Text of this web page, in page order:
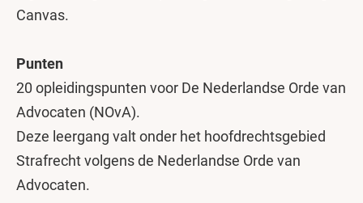
Canvas.
Punten
20 opleidingspunten voor De Nederlandse Orde van
Advocaten (NOvA).
Deze leergang valt onder het hoofdrechtsgebied
Strafrecht volgens de Nederlandse Orde van
Advocaten.